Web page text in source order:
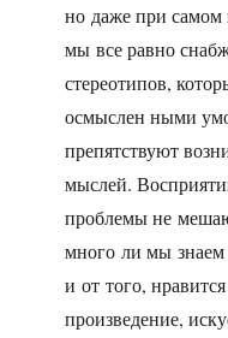
но даже при самом
мы все равно
стереотипов,
осмыслен ными
препятствуют
мыслей.
проблемы не
много ли мы знаем
и от того,
произведение,